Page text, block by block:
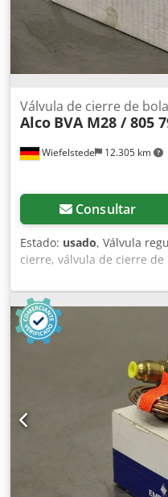
Wiefelstede 12.305 km
Válvula de cierre de bola
Alco BVA M28 / 805
Consultar
Estado: usado, Válvula
cierre, válvula de cierre
de cierre de bola, nueva,
Atnopfx Adiock -Tipo: BVA
mm -Precio: por unidad -
Dimensiones del embalaje:
kg/unidad